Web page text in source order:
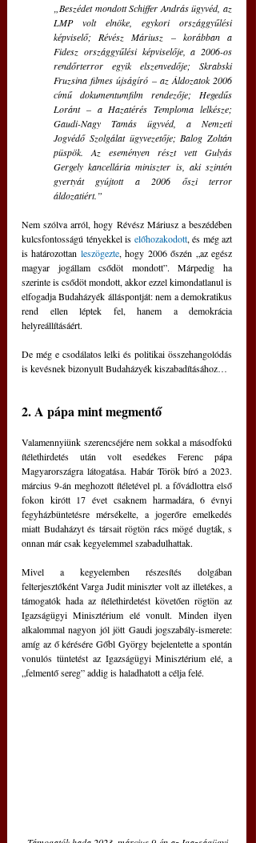
„Beszédet mondott Schiffer András ügyvéd, az
LMP volt elnöke, egykori országgyűlési
képviselő; Révész Máriusz – korábban a
Fidesz országgyűlési képviselője, a 2006-os
rendőrterror egyik elszenvedője; Skrabski
Fruzsina filmes újságíró – az Áldozatok 2006
című dokumentumfilm rendezője; Hegedűs
Loránt – a Hazatérés Temploma lelkésze;
Gaudi-Nagy Tamás ügyvéd, a Nemzeti
Jogvédő Szolgálat ügyvezetője; Balog Zoltán
püspök. Az eseményen részt vett Gulyás
Gergely kancellária miniszter is, aki szintén
gyertyát gyújtott a 2006 őszi terror
áldozatiért.”
Nem szólva arról, hogy Révész Máriusz a beszédében
kulcsfontosságú tényekkel is előhozakodott, és még azt
is határozottan leszögezte, hogy 2006 őszén „az egész
magyar jogállam csődöt mondott”. Márpedig ha
szerinte is csődöt mondott, akkor ezzel kimondatlanul is
elfogadja Budaházyék álláspontját: nem a demokratikus
rend ellen léptek fel, hanem a demokrácia
helyreállításáért.
De még e csodálatos lelki és politikai összehangolódás
is kevésnek bizonyult Budaházyék kiszabadításához…
2. A pápa mint megmentő
Valamennyiünk szerencséjére nem sokkal a másodfokú
ítélethirdetés után volt esedékes Ferenc pápa
Magyarországra látogatása. Habár Török bíró a 2023.
március 9-án meghozott ítéletével pl. a fővádlottra első
fokon kirótt 17 évet csaknem harmadára, 6 évnyi
fegyházbüntetésre mérsékelte, a jogerőre emelkedés
miatt Budaházyt és társait rögtön rács mögé dugták, s
onnan már csak kegyelemmel szabadulhattak.
Mivel a kegyelemben részesítés dolgában
felterjesztőként Varga Judit miniszter volt az illetékes, a
támogatók hada az ítélethirdetést követően rögtön az
Igazságügyi Minisztérium elé vonult. Minden ilyen
alkalommal nagyon jól jött Gaudi jogszabály-ismerete:
amíg az ő kérésére Gőbl György bejelentette a spontán
vonulós tüntetést az Igazságügyi Minisztérium elé, a
„felmentő sereg” addig is haladhatott a célja felé.